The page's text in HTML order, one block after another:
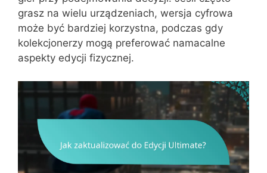
grasz na wielu urządzeniach, wersja cyfrowa
może być bardziej korzystna, podczas gdy
kolekcjonerzy mogą preferować namacalne
aspekty edycji fizycznej.